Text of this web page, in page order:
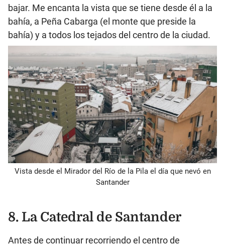
bajar. Me encanta la vista que se tiene desde él a la
bahía, a Peña Cabarga (el monte que preside la
bahía) y a todos los tejados del centro de la ciudad.
Vista desde el Mirador del Río de la Pila el día que nevó en
Santander
8. La Catedral de Santander
Antes de continuar recorriendo el centro de